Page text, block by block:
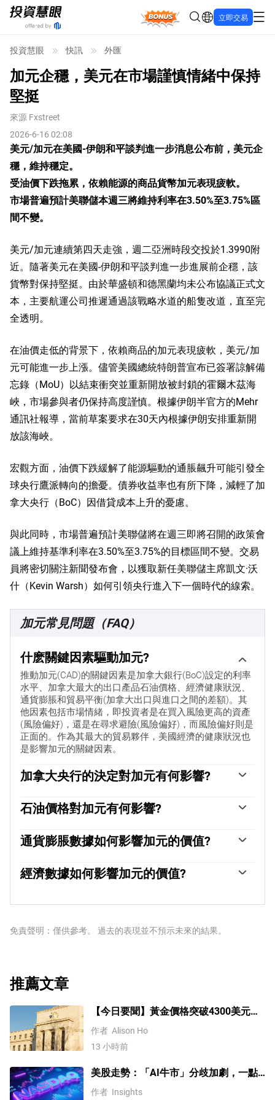
Bonus 立即交易
投資慧眼 快訊 外匯
加元企穩，美元在市場謹慎情緒中保持
堅挺
來源 Fxstreet
2026-6-16 02:08
美元/加元在美國-伊朗和平談判進一步消息公布前，美元企
穩，維持穩定。
受油價下跌拖累，依賴能源的商品貨幣加元表現疲軟。
市場普遍預計美聯儲本週三將維持利率在3.50%至3.75%區
間不變。
美元/加元連續第四天走強，週二亞洲時段交投於1.3990附
近。隨著美元在美國-伊朗和平談判進一步進展前企穩，該
貨幣對保持堅挺。由於華盛頓和德黑蘭均未公布協議正式文
本，主要航運公司推遲通過該戰略水道的船隻改道，直至完
全透明。
在油價走低的背景下，依賴商品的加元表現疲軟，美元/加
元可能進一步上漲。儘管美國總統特朗普宣布已簽署諒解備
忘錄（MoU）以結束衝突並重新開放被封鎖的霍爾木茲海
峽，市場參與者仍保持高度謹慎。根據伊朗半官方的Mehr
通訊社報導，當前草案要求在30天內根據伊朗安排重新開
放該海峽。
宏觀方面，油價下跌緩解了能源驅動的通脹飆升可能引發全
球央行鷹派轉向的擔憂。債券收益率也有所下降，減輕了加
拿大央行（BoC）因借貸成本上升的憂慮。
與此同時，市場普遍預計美聯儲將在週三即將召開的政策會
議上維持基準利率在3.50%至3.75%的目標區間不變。交易
員將密切關注新聞發布會，以獲取新任美聯儲主席凱文·沃
什（Kevin Warsh）如何引領央行進入下一個時代的線索。
加元常見問題（FAQ）
什麽關鍵因素驅動加元?
推動加元(CAD)的關鍵因素是加拿大銀行(BoC)設定的利率
水平、加拿大最大的出口產品石油價格、經濟健康狀況、
通貨膨脹和貿易平衡(加拿大出口與進口之間的差額)。其
他因素包括市場情緒，即投資者是在買入風險更高的資產
(風險偏好)，還是在尋求避險(風險偏好)，而風險偏好則是
正面的。作為其最大的貿易夥伴，美國經濟的健康狀況也
是影響加元的關鍵因素。
加拿大央行的決定對加元有何影響?
加元具有重大影響。這影響到每個人的利率水平。加拿大
央行的主要目標是通過上調或下調利率，將通貨膨脹率維
還可以利用量化寬松和緊縮政策來影響信貸狀況，前者對
石油價格對加元有何影響?
最大的出口產品，因此石油價格往往對加元價值產生直接
影響。一般來說，如果油價上漲，加元也會上漲，因為對
高的油價也傾向於導致貿易順差的可能性更大，這也支持
通貨膨脹數據如何影響加元的價值?
種貨幣的負面因素，但在現代，隨著跨境資本管製的放
松，情況實際上正好相反。較高的通貨膨脹率往往會導致
尋求利潤豐厚的投資場所的全球投資者。這增加了對當地
經濟數據如何影響加元的價值?
元產生影響。GDP、製造業和服務業pmi、就業和消費者
有利。它不僅吸引了更多的外國投資，而且可能會鼓勵加
免責聲明：僅供參考。 過去的表現並不預示未來的結果。
推薦文章
【今日要聞】黃金價格突破4300美元，
比特幣逼近6.5萬，關注伊朗談判
作者 Alison Ho
13 小時前
美股走勢：「AI牛市」分歧加劇，一點
或預示中期調整難以避免？
作者 Insights